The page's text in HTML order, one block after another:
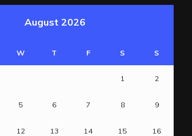
August 2026
W T F S S
1 2
5 6 7 8 9
12 13 14 15 16